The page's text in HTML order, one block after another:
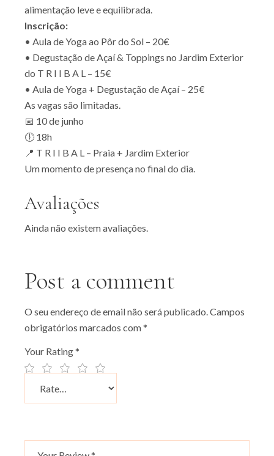
alimentação leve e equilibrada.
Inscrição:
• Aula de Yoga ao Pôr do Sol – 20€
• Degustação de Açaí & Toppings no Jardim Exterior
do T R I I B A L – 15€
• Aula de Yoga + Degustação de Açaí – 25€
As vagas são limitadas.
📅 10 de junho
🕕 18h
📍 T R I I B A L – Praia + Jardim Exterior
Um momento de presença no final do dia.
Avaliações
Ainda não existem avaliações.
Post a comment
O seu endereço de email não será publicado.Campos
obrigatórios marcados com*
Your Rating*